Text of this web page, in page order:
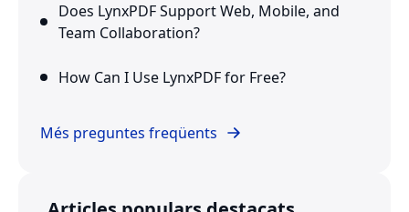
Does LynxPDF Support Web, Mobile, and
Team Collaboration?
How Can I Use LynxPDF for Free?
Més preguntes freqüents